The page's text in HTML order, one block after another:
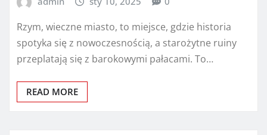
Rzym, wieczne miasto, to miejsce, gdzie historia
spotyka się z nowoczesnością, a starożytne ruiny
przeplatają się z barokowymi pałacami. To…
READ MORE